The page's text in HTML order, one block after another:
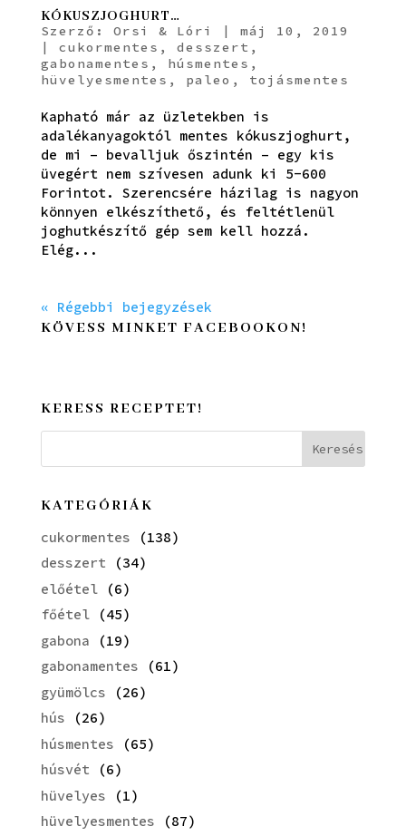
KÓKUSZJOGHURT…
Szerző: Orsi & Lóri | máj 10, 2019
| cukormentes , desszert ,
gabonamentes , húsmentes ,
hüvelyesmentes , paleo , tojásmentes
Kapható már az üzletekben is
adalékanyagoktól mentes kókuszjoghurt,
de mi – bevalljuk őszintén – egy kis
üvegért nem szívesen adunk ki 5-600
Forintot. Szerencsére házilag is nagyon
könnyen elkészíthető, és feltétlenül
joghutkészítő gép sem kell hozzá.
Elég...
« Régebbi bejegyzések
KÖVESS MINKET FACEBOOKON!
KERESS RECEPTET!
KATEGÓRIÁK
cukormentes (138)
desszert (34)
előétel(6)
főétel(45)
gabona (19)
gabonamentes (61)
gyümölcs (26)
hús (26)
húsmentes (65)
húsvét (6)
hüvelyes (1)
hüvelyesmentes (87)